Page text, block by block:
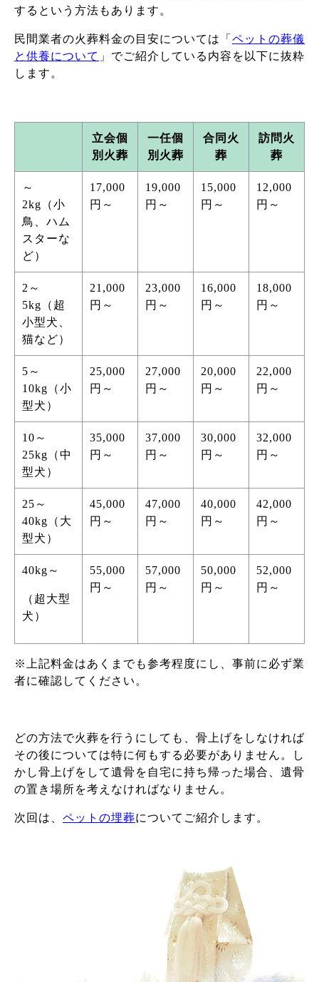
するという方法もあります。
民間業者の火葬料金の目安については「 ペットの葬儀
と供養について 」でご紹介している内容を以下に抜粋
します。
立会個
別火葬
一任個
別火葬
合同火
葬
訪問火
葬
～
2kg（小
鳥、ハム
スターな
ど）
17,000
円～
19,000
円～
15,000
円～
12,000
円～
2～
5kg（超
小型犬、
猫など）
21,000
円～
23,000
円～
16,000
円～
18,000
円～
5～
10kg（小
型犬）
25,000
円～
27,000
円～
20,000
円～
22,000
円～
10～
25kg（中
型犬）
35,000
円～
37,000
円～
30,000
円～
32,000
円～
25～
40kg（大
型犬）
45,000
円～
47,000
円～
40,000
円～
42,000
円～
40kg～
（超大型
犬）
55,000
円～
57,000
円～
50,000
円～
52,000
円～
※上記料金はあくまでも参考程度にし、事前に必ず業
者に確認してください。
どの方法で火葬を行うにしても、骨上げをしなければ
その後については特に何もする必要がありません。し
かし骨上げをして遺骨を自宅に持ち帰った場合、遺骨
の置き場所を考えなければなりません。
次回は、 ペットの埋葬についてご紹介します。